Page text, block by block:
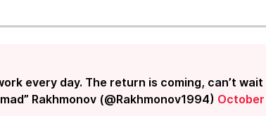
every day. The return is coming, can’t
Rakhmonov (@Rakhmonov1994)